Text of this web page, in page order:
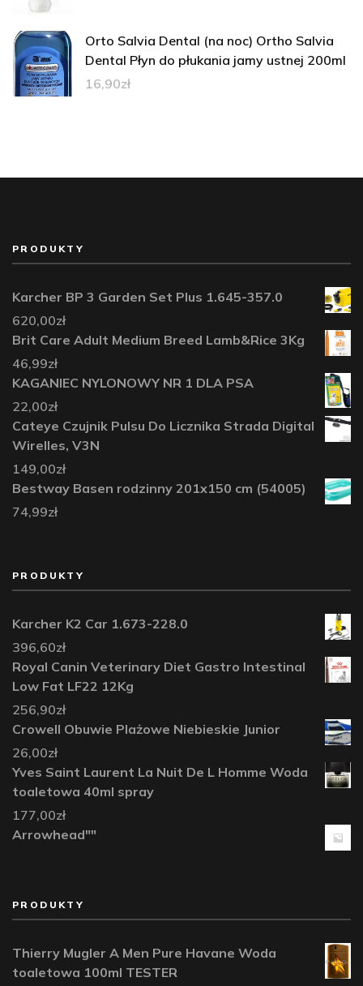
Orto Salvia Dental (na noc) Ortho Salvia
Dental Płyn do płukania jamy ustnej 200ml
16,90zł
PRODUKTY
Karcher BP 3 Garden Set Plus 1.645-357.0
620,00zł
Brit Care Adult Medium Breed Lamb&Rice 3Kg
46,99zł
KAGANIEC NYLONOWY NR 1 DLA PSA
22,00zł
Cateye Czujnik Pulsu Do Licznika Strada Digital
Wirelles, V3N
149,00zł
Bestway Basen rodzinny 201x150 cm (54005)
74,99zł
PRODUKTY
Karcher K2 Car 1.673-228.0
396,60zł
Royal Canin Veterinary Diet Gastro Intestinal
Low Fat LF22 12Kg
256,90zł
Crowell Obuwie Plażowe Niebieskie Junior
26,00zł
Yves Saint Laurent La Nuit De L Homme Woda
toaletowa 40ml spray
177,00zł
Arrowhead""
PRODUKTY
Thierry Mugler A Men Pure Havane Woda
toaletowa 100ml TESTER